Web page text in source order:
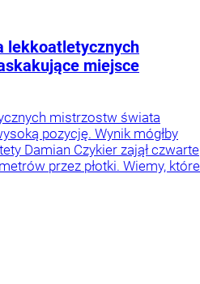
lekkoatletycznych
miejsce
mistrzostw świata
pozycję. Wynik mógłby
Damian Czykier zajął czwarte
przez płotki. Wiemy, które